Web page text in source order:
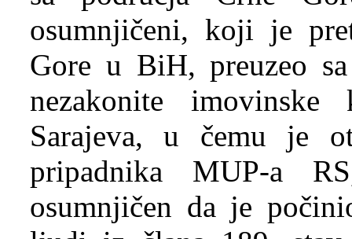
osumnjičeni, koji je
Gore u BiH, preuzeo
nezakonite
Sarajeva, u čemu je
pripadnika MUP-a
osumnjičen da je